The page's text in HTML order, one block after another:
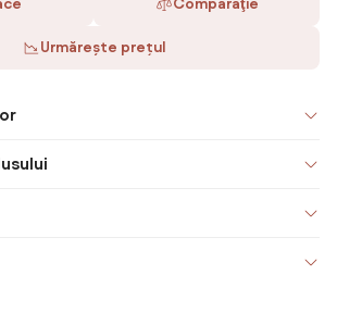
Comparaţie
Urmărește prețul